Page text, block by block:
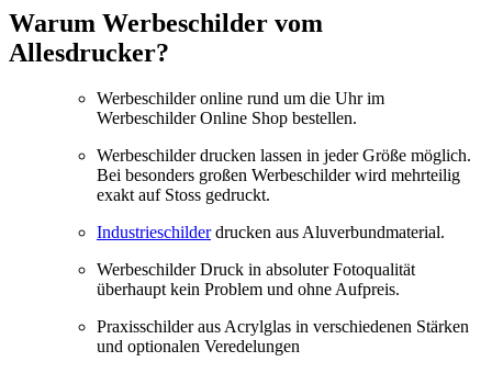
Warum Werbeschilder vom
Allesdrucker?
Werbeschilder online rund um die Uhr im
Werbeschilder Online Shop bestellen.
Werbeschilder drucken lassen in jeder Größe möglich.
Bei besonders großen Werbeschilder wird mehrteilig
exakt auf Stoss gedruckt.
Industrieschilderdrucken aus Aluverbundmaterial.
Werbeschilder Druck in absoluter Fotoqualität
überhaupt kein Problem und ohne Aufpreis.
Praxisschilder aus Acrylglas in verschiedenen Stärken
und optionalen Veredelungen